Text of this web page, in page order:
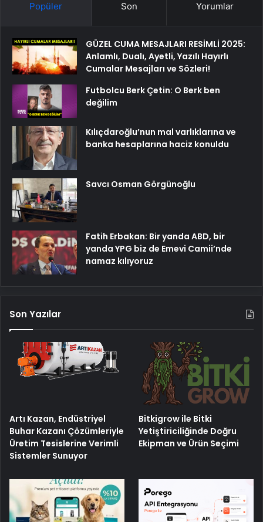
Popüler Son Yorumlar
GÜZEL CUMA MESAJLARI RESİMLİ 2025:
Anlamlı, Dualı, Ayetli, Yazılı Hayırlı
Cumalar Mesajları ve Sözleri!
Futbolcu Berk Çetin: O Berk ben
değilim
Kılıçdaroğlu’nun mal varlıklarına ve
banka hesaplarına haciz konuldu
Savcı Osman Görgünoğlu
Fatih Erbakan: Bir yanda ABD, bir
yanda YPG biz de Emevi Camii’nde
namaz kılıyoruz
Son Yazılar
Artı Kazan, Endüstriyel
Buhar Kazanı Çözümleriyle
Üretim Tesislerine Verimli
Sistemler Sunuyor
Bitkigrow ile Bitki
Yetiştiriciliğinde Doğru
Ekipman ve Ürün Seçimi